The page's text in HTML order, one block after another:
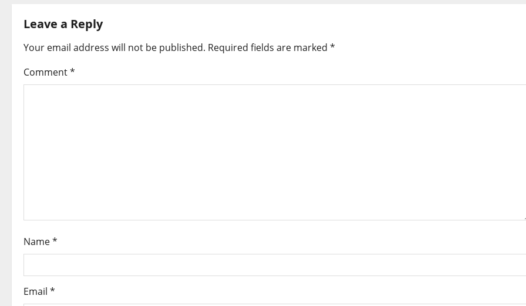
n
v
o
n
Leave a Reply
Your email address will not be published. Required fields are marked *
Comment*
Name*
Email *